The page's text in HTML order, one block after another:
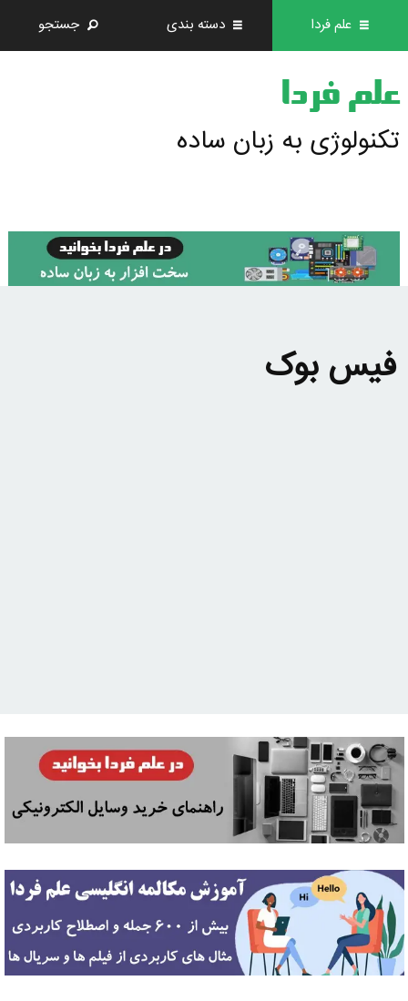
علم فردا دسته بندی جستجو
علم فردا
تکنولوژی به زبان ساده
فیس بوک